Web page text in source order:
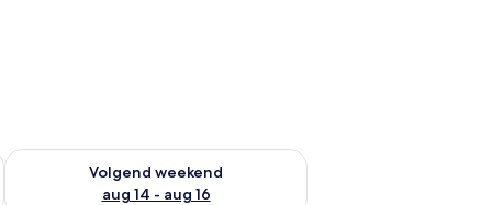
weekend aug 7 - aug 9
Volgend weekend
aug 14 - aug 16
De beschikbaarheid controleren voor volgend weekend aug